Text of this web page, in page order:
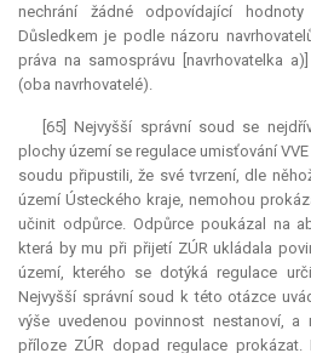
nechrání žádné odpovídající
Důsledkem je podle názoru
práva na samosprávu [navrhovatelka
(oba navrhovatelé).
[65] Nejvyšší správní soud se
plochy území se regulace umisťování
soudu připustili, že své tvrzení, dle
území Ústeckého kraje, nemohou
učinit odpůrce. Odpůrce poukázal na
která by mu při přijetí ZÚR ukládala
území, kterého se dotýká regulace
Nejvyšší správní soud k této otázce
výše uvedenou povinnost nestanoví,
příloze ZÚR dopad regulace